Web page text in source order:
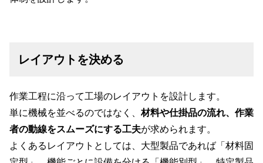
レイアウトを決める
作業工程に沿って工場のレイアウトを設計します。
単に機械を並べるのではなく、材料や仕掛品の流れ、作業
者の動線をスムーズにする工夫が求められます。
よくあるレイアウトとしては、大型製品であれば「材料固